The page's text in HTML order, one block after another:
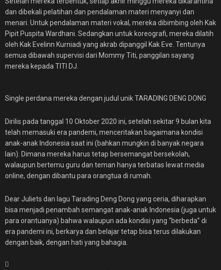
dan dibekali pelatihan dan pendalaman materi menyanyi dan
menari. Untuk pendalaman materi vokal, mereka dibimbing oleh Kak
Pipit Puspita Wardhani. Sedangkan untuk koreografi, mereka dilatih
oleh Kak Evelinn Kurniadi yang akrab dipanggil Kak Eve. Tentunya
semua dibawah supervisi dari Mommy Titi, panggilan sayang
mereka kepada TITI DJ.
Single perdana mereka dengan judul unik TARADING DENG DONG
Dirilis pada tanggal 10 Oktober 2020 ini, setelah sekitar 9 bulan kita
telah memasuki era pandemi, menceritakan bagaimana kondisi
anak-anak Indonesia saat ini (bahkan mungkin di banyak negara
lain). Dimana mereka harus tetap bersemangat bersekolah,
walaupun bertemu guru dan teman hanya terbatas lewat media
online, dengan dibantu para orangtua di rumah.
Dear Juliets dan lagu Tarading Deng Dong yang ceria, diharapkan
bisa menjadi penambah semangat anak-anak Indonesia (juga untuk
para orantuanya) bahwa walaupun ada kondisi yang “berbeda” di
era pandemi ini, berkarya dan belajar tetap bisa terus dilakukan
dengan baik, dengan hati yang bahagia.